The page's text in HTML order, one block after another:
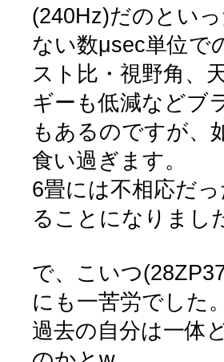
(240Hz)だのとい
ない数μsec単位で
スト比・視野角、
ギーも低減などブ
もあるのですが、
食い過ぎます。
6畳には不相応だ
ることになりまし
で、こいつ
にも一苦労でした
過去の自分は一体